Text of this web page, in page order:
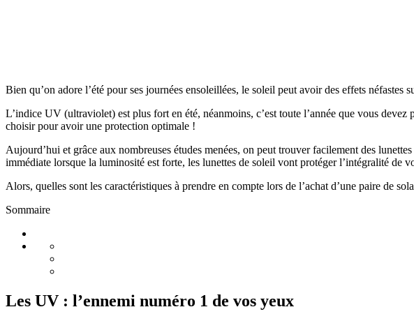
Bien qu’on adore l’été pour ses journées ensoleillées, le soleil peut avoir des effets néfastes
L’indice UV (ultraviolet) est plus fort en été, néanmoins, c’est toute l’année que vous
choisir pour avoir une protection optimale !
Aujourd’hui et grâce aux nombreuses études menées, on peut trouver facilement des
immédiate lorsque la luminosité est forte, les lunettes de soleil vont protéger l’intégralité de
Alors, quelles sont les caractéristiques à prendre en compte lors de l’achat d’une paire de
Sommaire
Les UV : l’ennemi numéro 1 de vos yeux